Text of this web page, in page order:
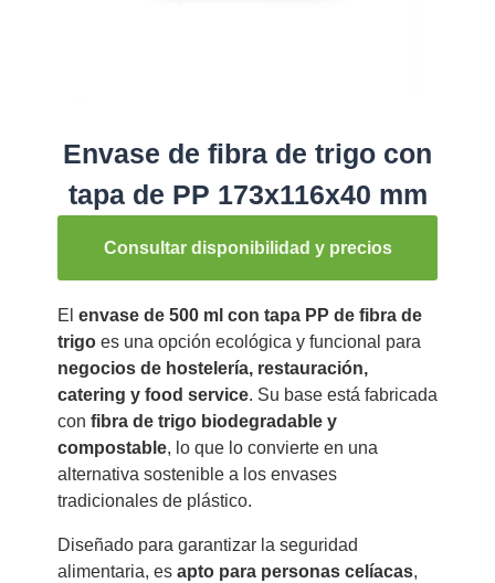
Envase de fibra de trigo con
tapa de PP 173x116x40 mm
Consultar disponibilidad y precios
El envase de 500 ml con tapa PP de fibra de
trigoes una opción ecológica y funcional para
negocios de hostelería, restauración,
catering y food service. Su base está fabricada
con fibra de trigo biodegradable y
compostable, lo que lo convierte en una
alternativa sostenible a los envases
tradicionales de plástico.
Diseñado para garantizar la seguridad
alimentaria, es apto para personas celíacas,